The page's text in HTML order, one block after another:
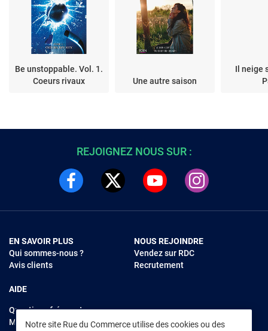
Be unstoppable. Vol. 1.
Coeurs rivaux
Une autre saison
Il neige
Notre site Rue du Commerce utilise des cookies ou des
REJOIGNEZ NOUS SUR :
EN SAVOIR PLUS
Qui sommes-nous ?
Avis clients
AIDE
Questions fréquentes
Modes de règlements
NOUS REJOINDRE
Vendez sur RDC
Recrutement